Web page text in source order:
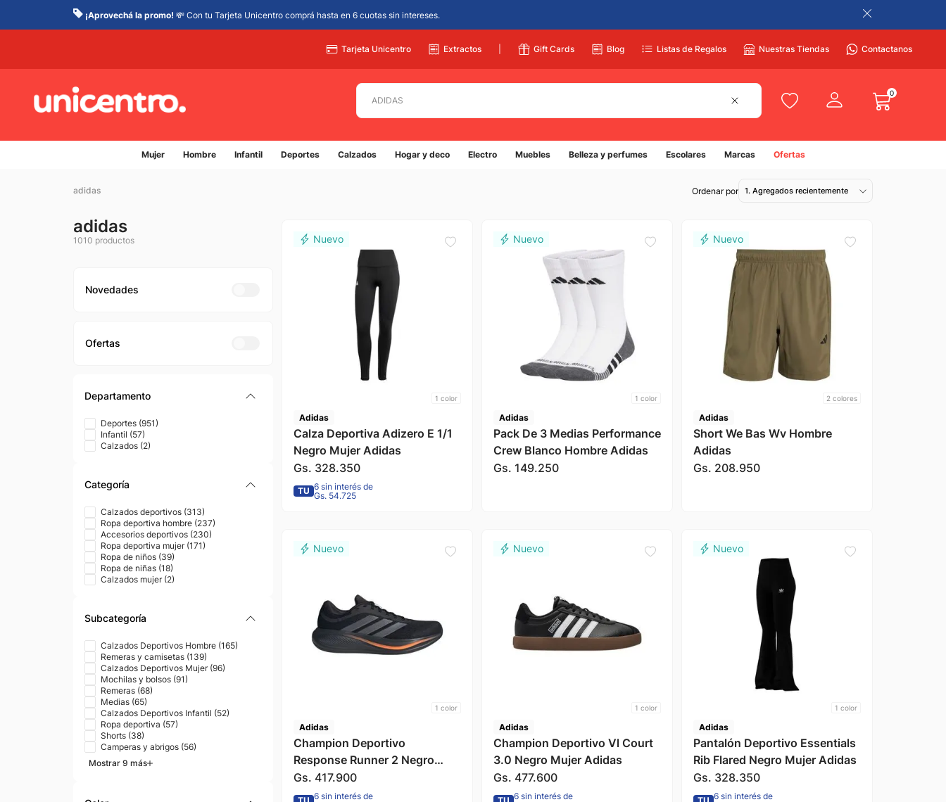
¡Aprovechá la promo! 💸 Con tu Tarjeta Unicentro comprá hasta en 6 cuotas sin intereses.
Tarjeta Unicentro Extractos Gift Cards Blog Listas de Regalos Nuestras Tiendas Contactanos
0
Mujer Hombre Infantil Deportes Calzados Hogar y deco Electro Muebles Belleza y perfumes Escolares Marcas Ofertas
adidas 1. Agregados recientemente
adidas
1010 productos
Departamento
Deportes (951 )
Infantil (57)
Calzados (2)
Categoría
Calzados deportivos (313)
Ropa deportiva hombre (237)
Accesorios deportivos (230)
Ropa deportiva mujer (171 )
Ropa de niños (39)
Ropa de niñas (18)
Calzados mujer (2)
Subcategoría
Calzados Deportivos Hombre (165)
Remeras y camisetas (139)
Calzados Deportivos Mujer (96)
Mochilas y bolsos (91 )
Remeras (68)
Medias (65)
Calzados Deportivos Infantil (52)
Ropa deportiva (57)
Shorts (38)
Camperas y abrigos (56)
Mostrar 9 más
Novedades
1 color
Adidas
Calza Deportiva Adizero E 1/1
Negro Mujer Adidas
Gs. 328.350
TU 6 sin interés de
Gs. 54.725
1 color
Adidas
Pack De 3 Medias Performance
Crew Blanco Hombre Adidas
Gs. 149.250
2 colores
Adidas
Short We Bas Wv Hombre
Adidas
Gs. 208.950
1 color
Adidas
Champion Deportivo
Response Runner 2 Negro
Hombre Adidas
Gs. 417.900
6 sin interés de
1 color
Adidas
Champion Deportivo Vl Court
3.0 Negro Mujer Adidas
Gs. 477.600
6 sin interés de
1 color
Adidas
Pantalón Deportivo Essentials
Rib Flared Negro Mujer Adidas
Gs. 328.350
6 sin interés de